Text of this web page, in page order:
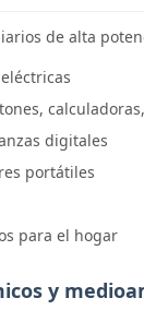
de alta
digitales
portátiles
para el hogar
y